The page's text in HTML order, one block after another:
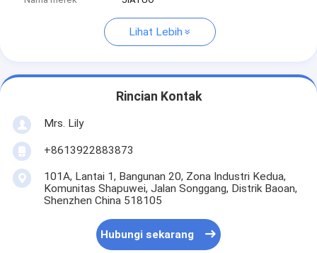
Lihat Lebih
Rincian Kontak
Mrs. Lily
+8613922883873
101A, Lantai 1, Bangunan 20, Zona Industri Kedua,
Komunitas Shapuwei, Jalan Songgang, Distrik Baoan,
Shenzhen China 518105
Hubungi sekarang